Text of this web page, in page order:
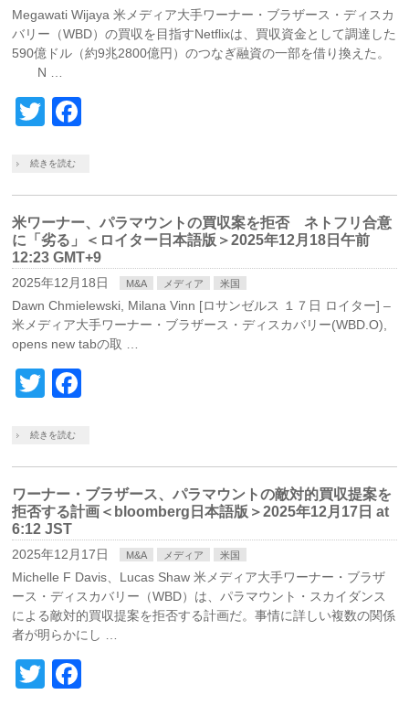
Megawati Wijaya 米メディア大手ワーナー・ブラザース・ディスカ
バリー（WBD）の買収を目指すNetflixは、買収資金として調達した
590億ドル（約9兆2800億円）のつなぎ融資の一部を借り換えた。
N …
Twitter
続きを読む
米ワーナー、パラマウントの買収案を拒否 ネトフリ合意
に「劣る」＜ロイター日本語版＞2025年12月18日午前
12:23 GMT+9
2025年12月18日 M&A メディア 米国
Dawn Chmielewski, Milana Vinn [ロサンゼルス １７日 ロイター] –
米メディア大手ワーナー・ブラザース・ディスカバリー(WBD.O),
opens new tabの取 …
Twitter
続きを読む
ワーナー・ブラザース、パラマウントの敵対的買収提案を
拒否する計画＜bloomberg日本語版＞2025年12月17日 at
6:12 JST
2025年12月17日 M&A メディア 米国
Michelle F Davis、Lucas Shaw 米メディア大手ワーナー・ブラザ
ース・ディスカバリー（WBD）は、パラマウント・スカイダンス
による敵対的買収提案を拒否する計画だ。事情に詳しい複数の関係
者が明らかにし …
Twitter